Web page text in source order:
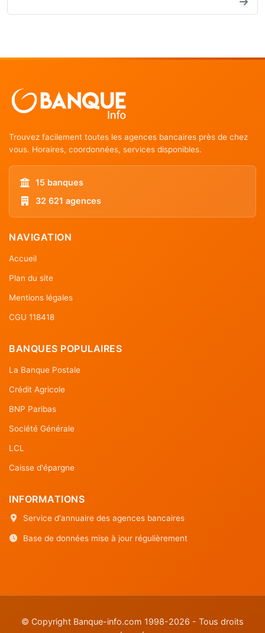
Trouvez facilement toutes les agences bancaires près de chez
vous. Horaires, coordonnées, services disponibles.
15 banques
32 621 agences
NAVIGATION
Accueil
Plan du site
Mentions légales
CGU 118418
BANQUES POPULAIRES
La Banque Postale
Crédit Agricole
BNP Paribas
Société Générale
LCL
Caisse d'épargne
INFORMATIONS
Service d'annuaire des agences bancaires
Base de données mise à jour régulièrement
© Copyright Banque-info.com 1998-2026 - Tous droits